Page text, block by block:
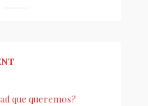
que queremos?